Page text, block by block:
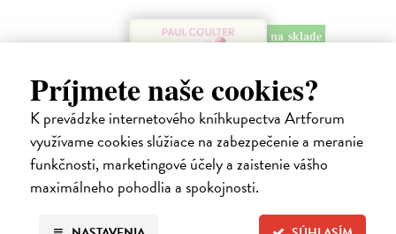
Príjmete naše cookies?
K prevádzke internetového kníhkupectva Artforum
využívame cookies slúžiace na zabezpečenie a meranie
funkčnosti, marketingové účely a zaistenie vášho
maximálneho pohodlia a spokojnosti.
na sklade